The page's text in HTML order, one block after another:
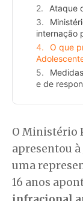
Ataque
internação
O que
e de
O Ministério
apresentou à
uma
16 anos